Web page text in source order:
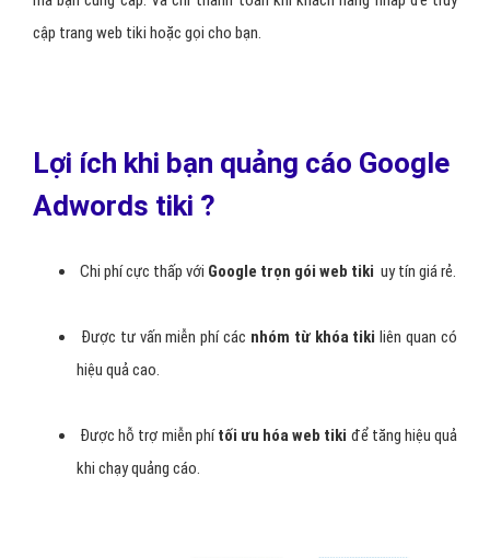
cập trang web tiki hoặc gọi cho bạn.
Lợi ích khi bạn quảng cáo Google
Adwords tiki ?
Chi phí cực thấp với Google trọn gói web tiki uy tín giá rẻ.
Được tư vấn miễn phí các nhóm từ khóa tiki liên quan có
hiệu quả cao.
Được hỗ trợ miễn phítối ưu hóa web tiki để tăng hiệu quả
khi chạy quảng cáo.